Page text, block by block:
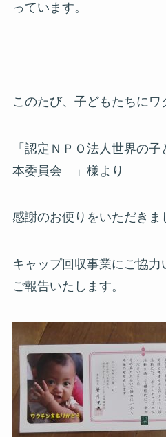
っています。
このたび、子どもたちにワ
「認定ＮＰＯ法人世界の
本委員会 」様より
感謝のお便りをいただきま
キャップ回収事業にご協
ご報告いたします。